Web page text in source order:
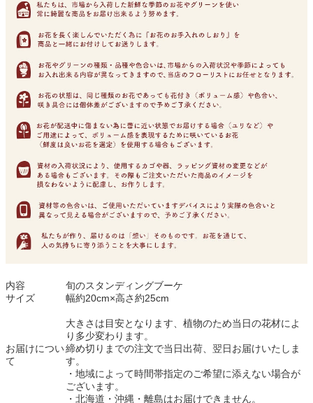
内容
旬のスタンディングブーケ
サイズ
幅約20cm×高さ約25cm
大きさは目安となります、植物のため当日の花材によ
り多少変わります。
お届けについ
て
締め切りまでの注文で当日出荷、翌日お届けいたしま
す。
・地域によって時間帯指定のご希望に添えない場合が
ございます。
・北海道・沖縄・離島はお届けできません。